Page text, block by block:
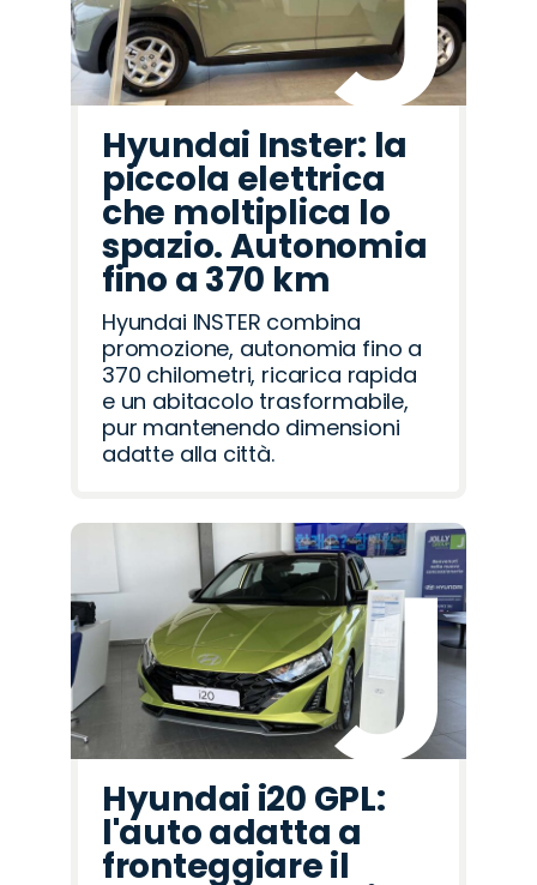
Hyundai Inster: la
piccola elettrica
che moltiplica lo
spazio. Autonomia
fino a 370 km
Hyundai INSTER combina
promozione, autonomia fino a
370 chilometri, ricarica rapida
e un abitacolo trasformabile,
pur mantenendo dimensioni
adatte alla città.
Hyundai i20 GPL:
l'auto adatta a
fronteggiare il